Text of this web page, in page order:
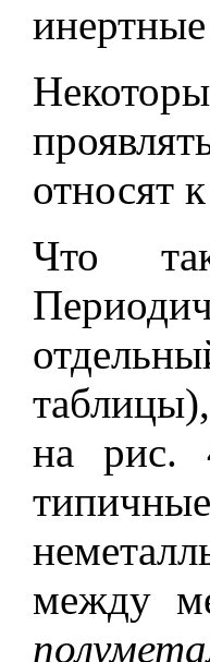
относят
Что
на рис.
между